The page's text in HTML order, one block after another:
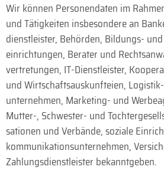
Wir können Personen­daten im
und Tätig­keiten insbesondere an
dienstleister, Behörden, Bildungs-
einrichtungen, Berater und
vertretungen, IT-Dienst­leister,
und Wirtschafts­auskunfteien,
unternehmen, Marketing- und
Mutter-, Schwester- und
sationen und Verbände, soziale
kommunikations­unternehmen,
Zahlungs­dienst­leister bekannt­geben.